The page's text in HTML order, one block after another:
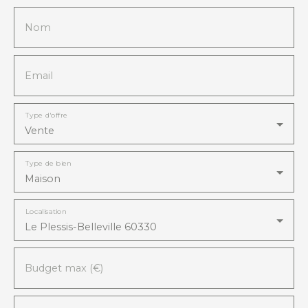
Contactez nous vite au 01. 60. 03. 07. 78 Une visite
Nom
Email
Vente
Type d'offre
Maison
Type de bien
Le Plessis-Belleville 60330
Localisation
Budget max (€)